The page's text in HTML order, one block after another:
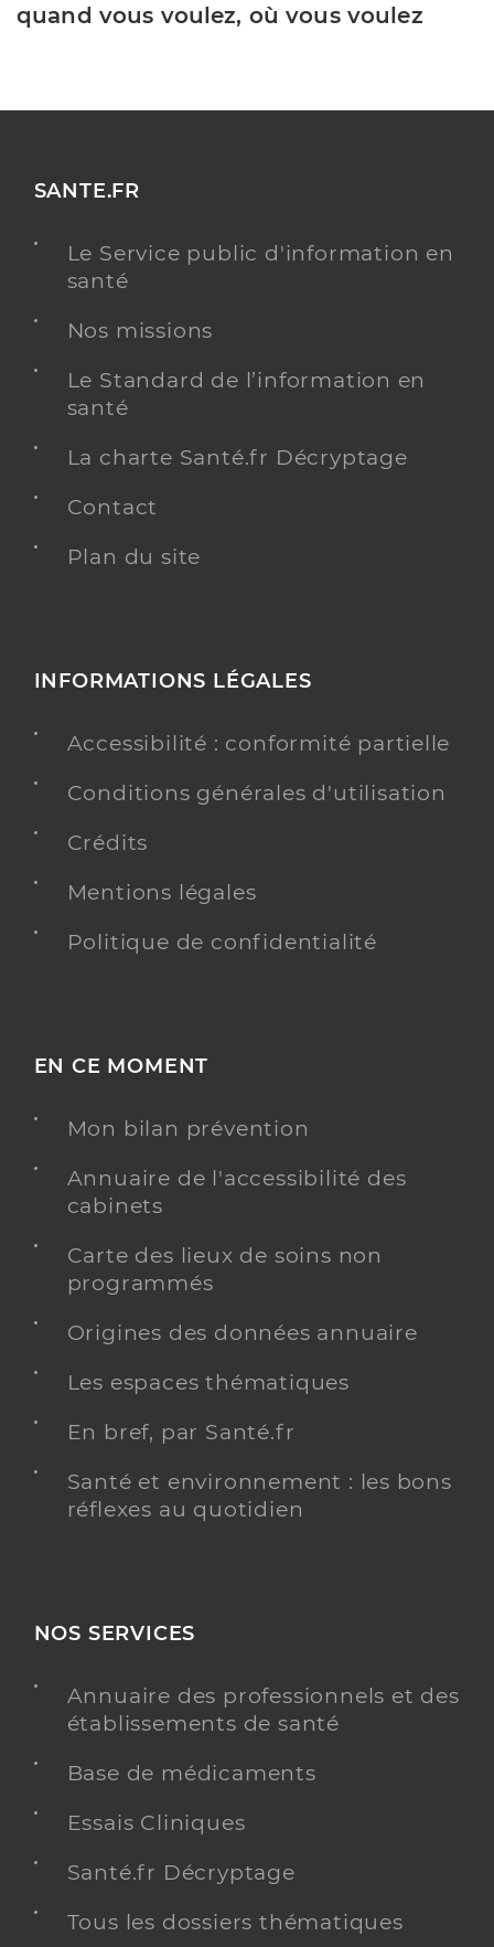
quand vous voulez, où vous voulez
SANTE.FR
Le Service public d'information en
santé
Nos missions
Le Standard de l’information en
santé
La charte Santé.fr Décryptage
Contact
Plan du site
INFORMATIONS LÉGALES
Accessibilité : conformité partielle
Conditions générales d'utilisation
Crédits
Mentions légales
Politique de confidentialité
EN CE MOMENT
Mon bilan prévention
Annuaire de l'accessibilité des
cabinets
Carte des lieux de soins non
programmés
Origines des données annuaire
Les espaces thématiques
En bref, par Santé.fr
Santé et environnement : les bons
réflexes au quotidien
NOS SERVICES
Annuaire des professionnels et des
établissements de santé
Base de médicaments
Essais Cliniques
Santé.fr Décryptage
Tous les dossiers thématiques